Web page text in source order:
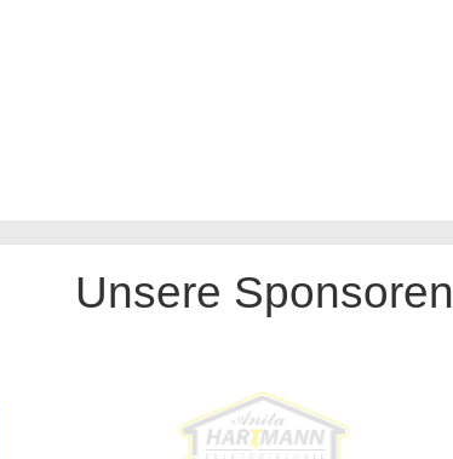
Unsere Sponsoren